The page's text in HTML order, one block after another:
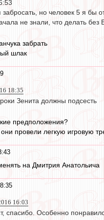
но человек 5 я бы
не знали, что делать без
забрать
шлак
18:35
Зенита должны подсесть
предположения?
провели легкую игровую
на Дмитрия Анатольича
16:03
спасибо. Особенно